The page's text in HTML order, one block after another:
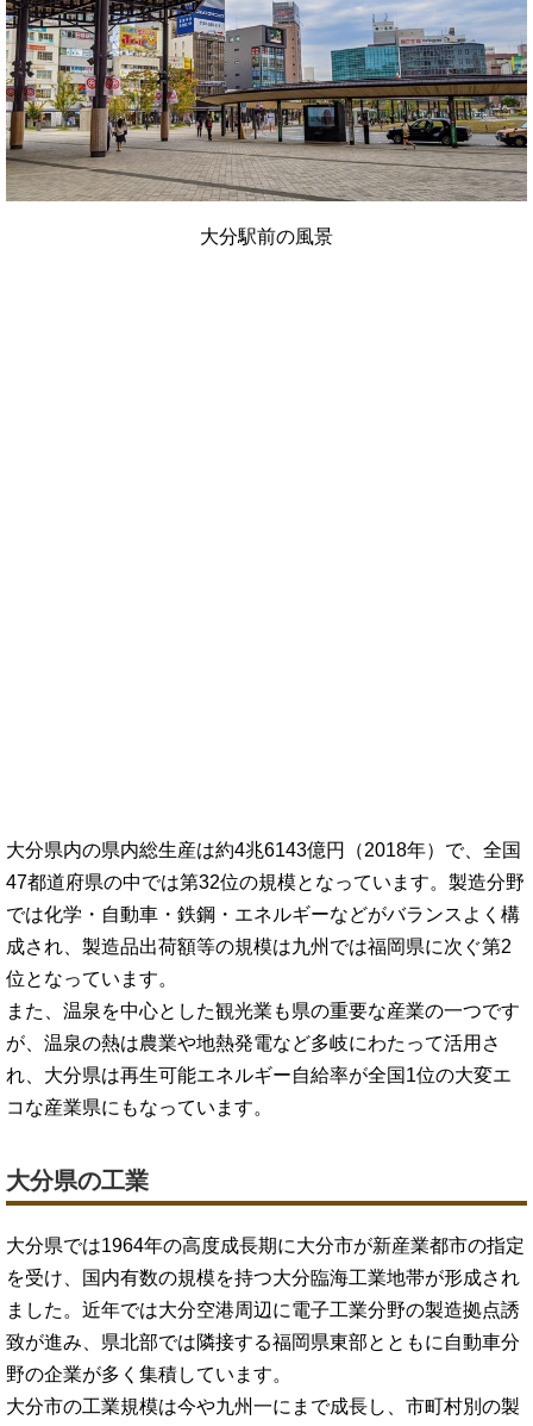
大分駅前の風景
大分県内の県内総生産は約4兆6143億円（2018年）で、全国
47都道府県の中では第32位の規模となっています。製造分野
では化学・自動車・鉄鋼・エネルギーなどがバランスよく構
成され、製造品出荷額等の規模は九州では福岡県に次ぐ第2
位となっています。
また、温泉を中心とした観光業も県の重要な産業の一つです
が、温泉の熱は農業や地熱発電など多岐にわたって活用さ
れ、大分県は再生可能エネルギー自給率が全国1位の大変エ
コな産業県にもなっています。
大分県の工業
大分県では1964年の高度成長期に大分市が新産業都市の指定
を受け、国内有数の規模を持つ大分臨海工業地帯が形成され
ました。近年では大分空港周辺に電子工業分野の製造拠点誘
致が進み、県北部では隣接する福岡県東部とともに自動車分
野の企業が多く集積しています。
大分市の工業規模は今や九州一にまで成長し、市町村別の製